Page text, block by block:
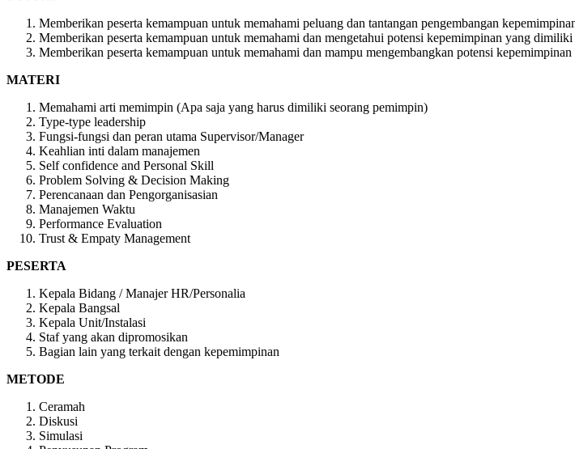
Memberikan peserta kemampuan untuk memahami peluang dan tantangan pengembangan
Memberikan peserta kemampuan untuk memahami dan mengetahui potensi kepemimpinan yang
Memberikan peserta kemampuan untuk memahami dan mampu mengembangkan potensi
MATERI
Memahami arti memimpin (Apa saja yang harus dimiliki seorang pemimpin)
Type-type leadership
Fungsi-fungsi dan peran utama Supervisor/Manager
Keahlian inti dalam manajemen
Self confidence and Personal Skill
Problem Solving & Decision Making
Perencanaan dan Pengorganisasian
Manajemen Waktu
Performance Evaluation
Trust & Empaty Management
PESERTA
Kepala Bidang / Manajer HR/Personalia
Kepala Bangsal
Kepala Unit/Instalasi
Staf yang akan dipromosikan
Bagian lain yang terkait dengan kepemimpinan
METODE
Ceramah
Diskusi
Simulasi